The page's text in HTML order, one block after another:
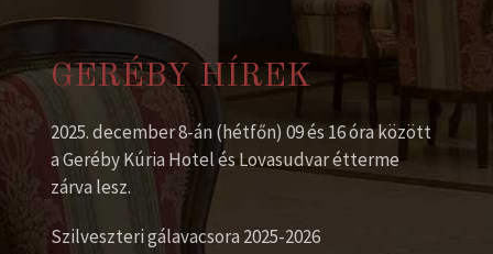
GERÉBY HÍREK
2025. december 8-án (hétfőn) 09 és 16 óra között
a Geréby Kúria Hotel és Lovasudvar étterme
zárva lesz.
Szilveszteri gálavacsora 2025-2026